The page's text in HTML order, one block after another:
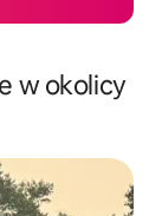
w okolicy